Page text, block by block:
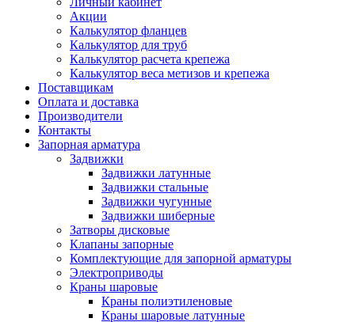
Акции
Калькулятор фланцев
Калькулятор для труб
Калькулятор расчета крепежа
Калькулятор веса метизов и крепежа
Поставщикам
Оплата и доставка
Производители
Контакты
Запорная арматура
Задвижки
Задвижки латунные
Задвижки стальные
Задвижки чугунные
Задвижки шиберные
Затворы дисковые
Клапаны запорные
Комплектующие для запорной арматуры
Электроприводы
Краны шаровые
Краны полиэтиленовые
Краны шаровые латунные